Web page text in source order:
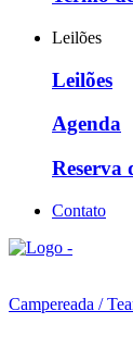
Leilões
Leilões
Agenda
Reserva
Contato
Campereada /